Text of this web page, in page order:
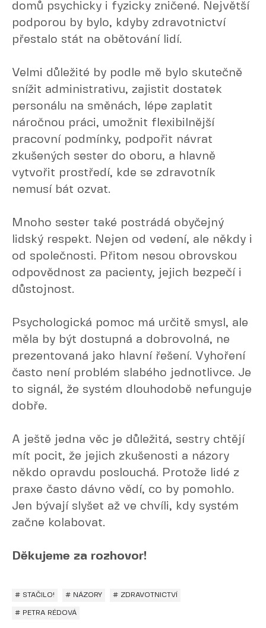
domů psychicky i fyzicky zničené. Největší
podporou by bylo, kdyby zdravotnictví
přestalo stát na obětování lidí.
Velmi důležité by podle mě bylo skutečně
snížit administrativu, zajistit dostatek
personálu na směnách, lépe zaplatit
náročnou práci, umožnit flexibilnější
pracovní podmínky, podpořit návrat
zkušených sester do oboru, a hlavně
vytvořit prostředí, kde se zdravotník
nemusí bát ozvat.
Mnoho sester také postrádá obyčejný
lidský respekt. Nejen od vedení, ale někdy i
od společnosti. Přitom nesou obrovskou
odpovědnost za pacienty, jejich bezpečí i
důstojnost.
Psychologická pomoc má určitě smysl, ale
měla by být dostupná a dobrovolná, ne
prezentovaná jako hlavní řešení. Vyhoření
často není problém slabého jednotlivce. Je
to signál, že systém dlouhodobě nefunguje
dobře.
A ještě jedna věc je důležitá, sestry chtějí
mít pocit, že jejich zkušenosti a názory
někdo opravdu poslouchá. Protože lidé z
praxe často dávno vědí, co by pomohlo.
Jen bývají slyšet až ve chvíli, kdy systém
začne kolabovat.
Děkujeme za rozhovor!
# STAČILO! # NÁZORY # ZDRAVOTNICTVÍ
# PETRA RÉDOVÁ